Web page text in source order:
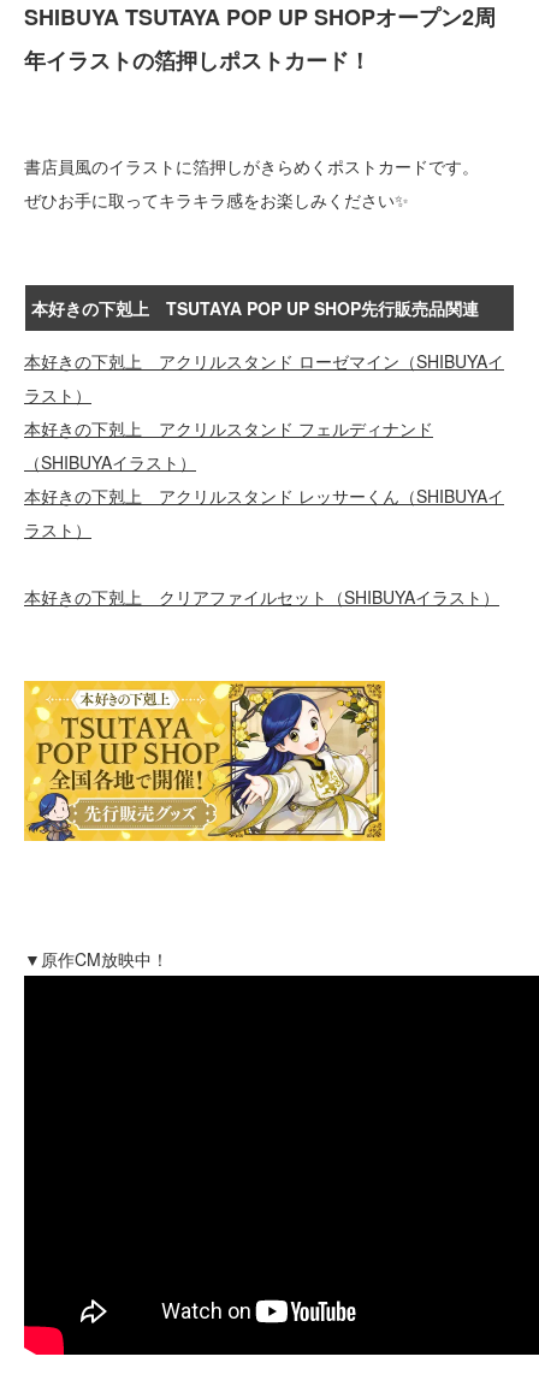
SHIBUYA TSUTAYA POP UP SHOPオープン2周
年イラストの箔押しポストカード！
書店員風のイラストに箔押しがきらめくポストカードです。
ぜひお手に取ってキラキラ感をお楽しみください✨
本好きの下剋上 TSUTAYA POP UP SHOP先行販売品関連
本好きの下剋上 アクリルスタンド ローゼマイン（SHIBUYAイ
ラスト）
本好きの下剋上 アクリルスタンド フェルディナンド
（SHIBUYAイラスト）
本好きの下剋上 アクリルスタンド レッサーくん（SHIBUYAイ
ラスト）
本好きの下剋上 クリアファイルセット（SHIBUYAイラスト）
▼原作CM放映中！